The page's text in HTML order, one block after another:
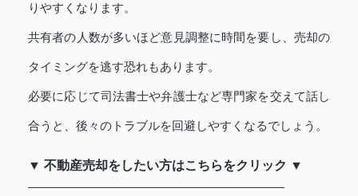
りやすくなります。
共有者の人数が多いほど意見調整に時間を要し、売却の
タイミングを逃す恐れもあります。
必要に応じて司法書士や弁護士など専門家を交えて話し
合うと、後々のトラブルを回避しやすくなるでしょう。
▼ 不動産売却をしたい方はこちらをクリック ▼